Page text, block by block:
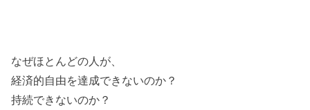
なぜほとんどの人が、
経済的自由を達成できないのか？
持続できないのか？